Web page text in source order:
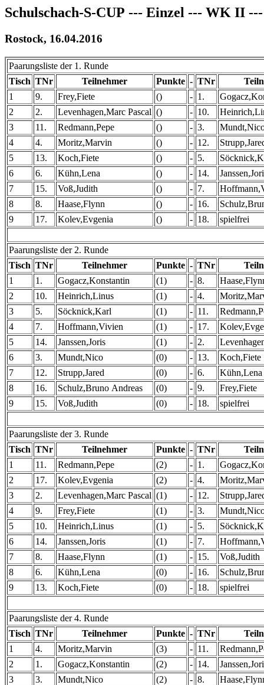
Schulschach-S-CUP --- Einzel --- WK II ---
Rostock, 16.04.2016
Paarungsliste der 1. Runde
Tisch TNr Teilnehmer Punkte - TNr
1
9. Frey,Fiete () - 1.
2
2. Levenhagen,Marc Pascal () - 10.
3
11. Redmann,Pepe () - 3.
4
4. Moritz,Marvin () - 12.
5
13. Koch,Fiete () - 5.
6
6. Kühn,Lena () - 14.
7
15. Voß,Judith () - 7.
8
8. Haase,Flynn () - 16.
9
17. Kolev,Evgenia () - 18. spielfrei
Paarungsliste der 2. Runde
Tisch TNr Teilnehmer Punkte - TNr
1
1. Gogacz,Konstantin (1) - 8.
2
10. Heinrich,Linus (1) - 4.
3
5. Söcknick,Karl (1) - 11.
4
7. Hoffmann,Vivien (1) - 17.
5
14. Janssen,Joris (1) - 2.
6
3. Mundt,Nico (0) - 13.
Koch,Fiete
7
12. Strupp,Jared (0) - 6.
Kühn,Lena
8
16. Schulz,Bruno Andreas (0) - 9.
Frey,Fiete
9
15. Voß,Judith (0) - 18. spielfrei
Paarungsliste der 3. Runde
Tisch TNr Teilnehmer Punkte - TNr
1
11. Redmann,Pepe (2) - 1.
2
17. Kolev,Evgenia (2) - 4.
3
2. Levenhagen,Marc Pascal (1) - 12.
4
9. Frey,Fiete (1) - 3.
5
10. Heinrich,Linus (1) - 5.
6
14. Janssen,Joris (1) - 7.
7
8. Haase,Flynn (1) - 15.
Voß,Judith
8
6. Kühn,Lena (0) - 16.
9
13. Koch,Fiete (0) - 18. spielfrei
Paarungsliste der 4. Runde
Tisch TNr Teilnehmer Punkte - TNr
1
4. Moritz,Marvin (3) - 11.
2
1. Gogacz,Konstantin (2) - 14.
3
3. Mundt,Nico (2) - 8.